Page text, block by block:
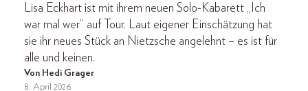
Lisa Eckhart ist mit ihrem neuen Solo-Kabarett „Ich
war mal wer“ auf Tour. Laut eigener Einschätzung hat
sie ihr neues Stück an Nietzsche angelehnt – es ist für
alle und keinen.
Von Hedi Grager
8. April 2026